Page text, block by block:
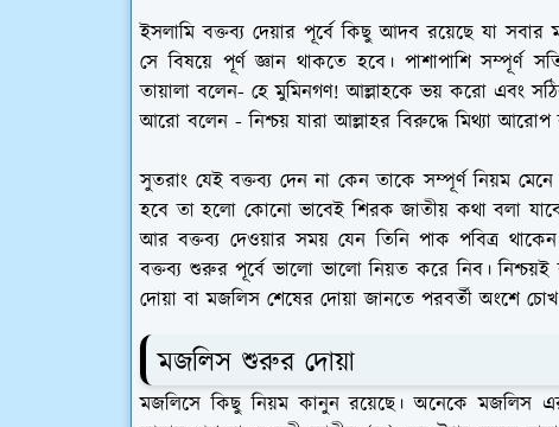
ইসলামি বক্তব্য দেয়ার পূর্বে কিছু আদব রয়েছে যা সবার
সে বিষয়ে পূর্ণ জ্ঞান থাকতে হবে। পাশাপাশি
তায়ালা বলেন- হে মুমিনগণ! আল্লাহকে ভয় করো এবং
আরো বলেন - নিশ্চয় যারা আল্লাহর বিরুদ্ধে মিথ্যা
সুতরাং যেই বক্তব্য দেন না কেন তাকে সম্পূর্ণ নিয়ম
হবে তা হলো কোনো ভাবেই শিরক জাতীয় কথা বলা
আর বক্তব্য দেওয়ার সময় যেন তিনি পাক পবিত্র
বক্তব্য শুরুর পূর্বে ভালো ভালো নিয়ত করে নিব।
দোয়া বা মজলিস শেষের দোয়া জানতে পরবর্তী অংশে
মজলিস শুরুর দোয়া
মজলিসে কিছু নিয়ম কানুন রয়েছে। অনেকে